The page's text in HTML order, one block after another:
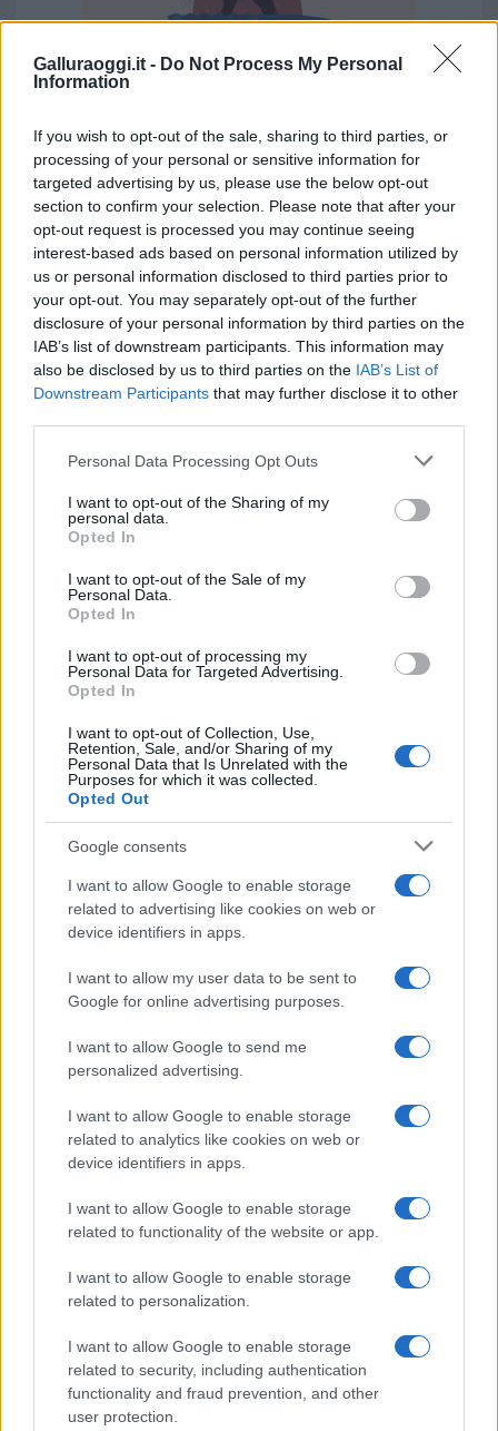
Galluraoggi.it - Do Not Process My Personal
Information
If you wish to opt-out of the sale, sharing to third parties, or
processing of your personal or sensitive information for
targeted advertising by us, please use the below opt-out
section to confirm your selection. Please note that after your
opt-out request is processed you may continue seeing
interest-based ads based on personal information utilized by
us or personal information disclosed to third parties prior to
your opt-out. You may separately opt-out of the further
disclosure of your personal information by third parties on the
IAB’s list of downstream participants. This information may
also be disclosed by us to third parties on the IAB’s List of
Downstream Participants that may further disclose it to other
Please note that this website/app uses one or more Google
not limited to your visit or usage behaviour. You may click to
grant or deny consent to Google and its third-party tags to
use your data for below specified purposes in below Google
consent section.
Personal Data Processing Opt Outs
I want to opt-out of the Sharing of my
personal data.
Opted In
I want to opt-out of the Sale of my
Personal Data.
Opted In
I want to opt-out of processing my
Personal Data for Targeted Advertising.
Opted In
I want to opt-out of Collection, Use,
Retention, Sale, and/or Sharing of my
Personal Data that Is Unrelated with the
Purposes for which it was collected.
Opted Out
Google consents
I want to allow Google to enable storage
related to advertising like cookies on web or
device identifiers in apps.
I want to allow my user data to be sent to
Google for online advertising purposes.
I want to allow Google to send me
personalized advertising.
I want to allow Google to enable storage
related to analytics like cookies on web or
device identifiers in apps.
I want to allow Google to enable storage
related to functionality of the website or app.
I want to allow Google to enable storage
related to personalization.
I want to allow Google to enable storage
related to security, including authentication
functionality and fraud prevention, and other
user protection.
Vuoi rimuovere le pubblicità nazionali?
Puoi abbonarti asoli € 1,10 al mese
cliccandoqui
Sei già abbonato?
Puoi effettuare l'accesso andando nella
cliccandoqui
Mirko Luciano
Notizie Olbia
Olbia Rugby
Rugby Serie C
Inviaci le tue segnalazioni,
Su WhatsApp al numero +39
345 356 7512
Entra nel canale telegram di
GalluraOggi.it
Ricevi le nostre ultime news
daGoogle News
F
a
ce
b
o
T
w
it
te
r
Pi
n
te
re
st
W
h
at
s
A
S
h
re
Prossimo articolo